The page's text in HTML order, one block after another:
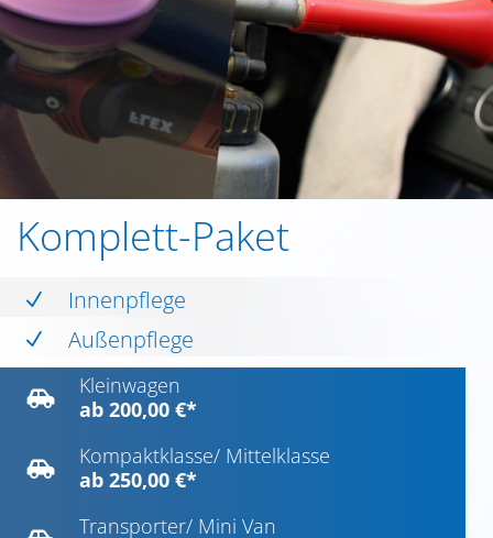
Komplett-Paket
N Innenpflege
N Außenpflege

Kleinwagen
ab 200,00 €*

Kompaktklasse/ Mittelklasse
ab 250,00 €*
Transporter/ Mini Van